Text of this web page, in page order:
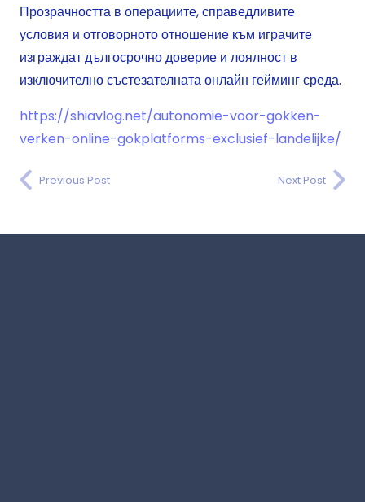
Прозрачността в операциите, справедливите
условия и отговорното отношение към играчите
изграждат дългосрочно доверие и лоялност в
изключително състезателната онлайн гейминг среда.
https://shiavlog.net/autonomie-voor-gokken-
verken-online-gokplatforms-exclusief-landelijke/
Previous Post Next Post